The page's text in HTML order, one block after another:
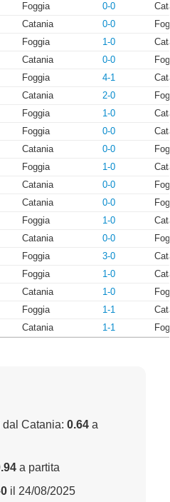
Foggia 0-0
Catania 0-0
Foggia 1-0
Catania 0-0
Foggia 4-1
Catania 2-0
Foggia 1-0
Foggia 0-0
Catania 0-0
Foggia 1-0
Catania 0-0
Catania 0-0
Foggia 1-0
Catania 0-0
Foggia 3-0
Foggia 1-0
Catania 1-0
Foggia 1-1
Catania 1-1
dal Catania: 0.64 a
a partita
il 24/08/2025